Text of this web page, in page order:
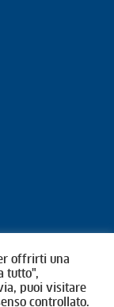
offrirti una
tutto",
puoi visitare
controllato.